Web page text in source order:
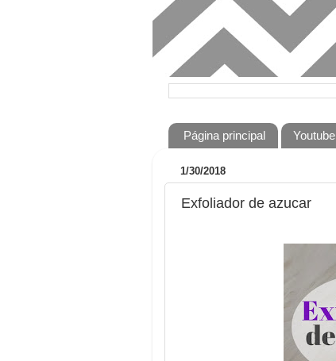
Página principal Youtube
1/30/2018
Exfoliador de azucar